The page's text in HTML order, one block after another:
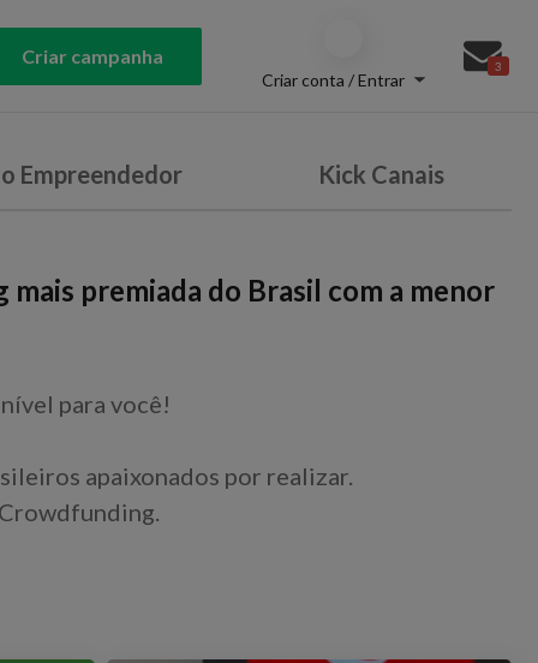
Criar campanha
Criar conta / Entrar
3
Empreendedor Kick Canais
premiada do Brasil com a menor
para você!
apaixonados por realizar.